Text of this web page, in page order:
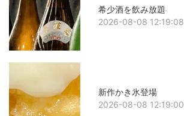
希少酒を飲み放題
2026-08-08 12:19:08
新作かき氷登場
2026-08-08 12:19:00